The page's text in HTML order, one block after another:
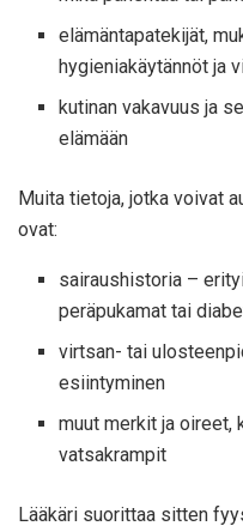
elämäntapatekijät,
hygieniakäytännöt ja
kutinan vakavuus ja
elämään
Muita tietoja, jotka voivat
ovat:
sairaushistoria –
peräpukamat tai
virtsan- tai
esiintyminen
muut merkit ja oireet,
vatsakrampit
Lääkäri suorittaa sitten